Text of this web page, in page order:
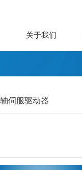
关于我们
伺服驱动器